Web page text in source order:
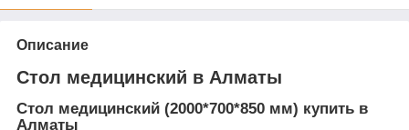
Описание
Стол медицинский в Алматы
Стол медицинский (2000*700*850 мм) купить в
Алматы